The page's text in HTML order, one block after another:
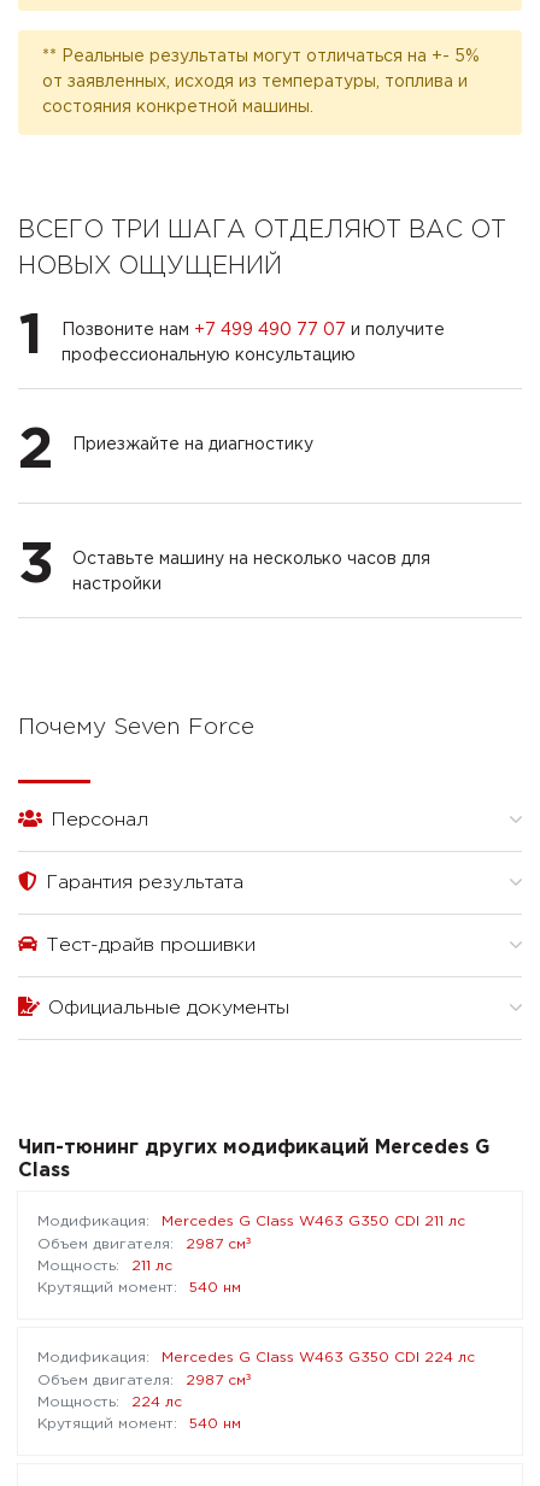
** Реальные результаты могут отличаться на +- 5%
от заявленных, исходя из температуры, топлива и
состояния конкретной машины.
ВСЕГО ТРИ ШАГА ОТДЕЛЯЮТ ВАС ОТ
НОВЫХ ОЩУЩЕНИЙ
1 Позвоните нам +7 499 490 77 07 и получите
профессиональную консультацию
2 Приезжайте на диагностику
3
Оставьте машину на несколько часов для
настройки
Почему Seven Force
Персонал
Гарантия результата
Тест-драйв прошивки
Официальные документы
Чип-тюнинг других модификаций Mercedes G
Class
Mercedes G Class W463 G350 CDI 211 лс
2987 см³
211 лс
540 нм
Mercedes G Class W463 G350 CDI 224 лс
2987 см³
224 лс
540 нм